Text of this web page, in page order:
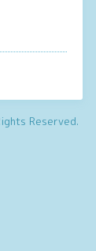
Reserved.